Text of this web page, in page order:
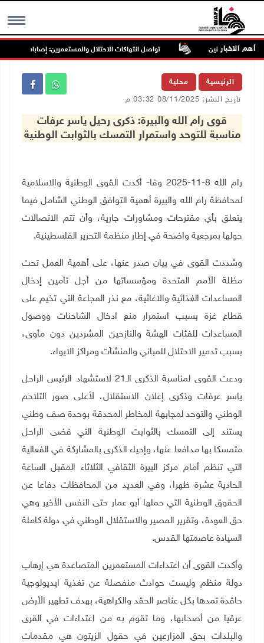
MENU أهم الاخبار
غرب جنين تواصل انتهاكات الاحتلال والمستعمرين: إصابات واعتقالات
الرئيسية محلية
تاريخ النشر: 08/11/2025 03:32 م
قوى رام الله والبيرة: ذكرى رحيل ياسر عرفات
مناسبة للتوحد واستمرار التمسك بالثوابت الوطنية
رام الله 8-11-2025 وفا- أكدت القوى الوطنية والاسلامية
لمحافظة رام الله والبيرة أهمية التوافق الوطني الشامل فيما
يتعلق بأي مقترحات ومشاورات جارية، وأن تتم الاتصالات
حولها بمرجعية واضحة في إطار منظمة التحرير الفلسطينية.
وشددت القوى في بيان صدر عنها، على أهمية العمل تحت
مظلة الأمم المتحدة ومؤسساتها من أجل تأمين إدخال
المساعدات الغذائية والاغاثية، مع نذر المجاعة التي تخيم على
قطاع غزة بسبب استمرار منع ادخال الشاحنات ووصول
المساعدات للفئات الهشة والنازحين المشردين دون مأوى،
بسبب تدمير الاحتلال للمباني والمنشآت ومراكز الايواء.
ودعت القوى لمناسبة الذكرى الـ21 لاستشهاد الرئيس الراحل
ياسر عرفات وذكرى إعلان الاستقلال، لأعلى صور التلاحم
الوطني والتوحد لمجابهة المخاطر المحدقة بوحدة صف وطني
يستند إلى التمسك بالثوابت الوطنية التي قضى الراحل
متمسكا بها مدافعا عنها، وإحياء الذكرى بالمشاركة في الفعالية
التي تنظم أمام مركز البيرة الثقافي الثلاثاء المقبل الساعة
الحادية عشرة ظهرا، وفي العديد من المحافظات دفاعا عن
الحقوق الوطنية التي حملها أبو عمار حتى النفس الأخير وهي
حق العودة، وتقرير المصير والاستقلال الوطني في دولة كاملة
السيادة عاصمتها القدس.
وأكدت القوى أن اعتداءات المستعمرين المتصاعدة هي إرهاب
دولة منظم وليست حوادث منفصلة عن تغذية ايديولوجية
حاقدة تمدها بكل عناصر الحقد والكراهية، بهدف تطهير الأرض
عرقيا من أصحابها، وما تقوم به من اعتداءات في القرى
والبلدات بحق المزارعين في حقول الزيتون هي مقدمات